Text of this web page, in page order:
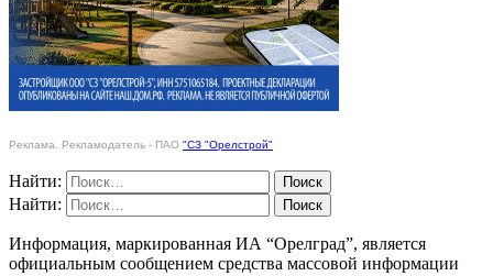
Реклама. Рекламодатель - ПАО "СЗ "Орелстрой"
Найти:
Найти:
Информация, маркированная ИА “Орелград”, является
официальным сообщением средства массовой информации